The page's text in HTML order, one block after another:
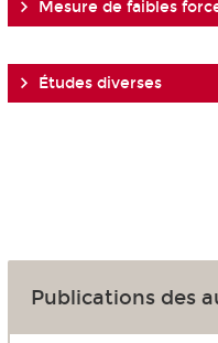
Mesure de faibles
Études diverses
Publications des